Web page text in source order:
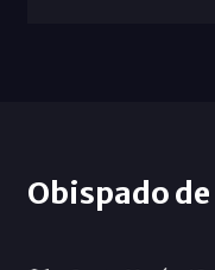
Obispado